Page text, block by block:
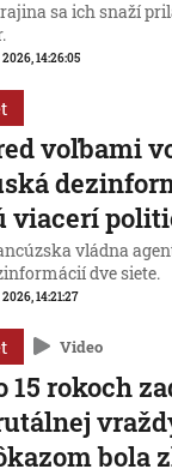
sa ich snaží
2026, 14:26:05
voľbami
viacerí
vládna
dve siete.
2026, 14:21:27
Video
15 rokoch
bola